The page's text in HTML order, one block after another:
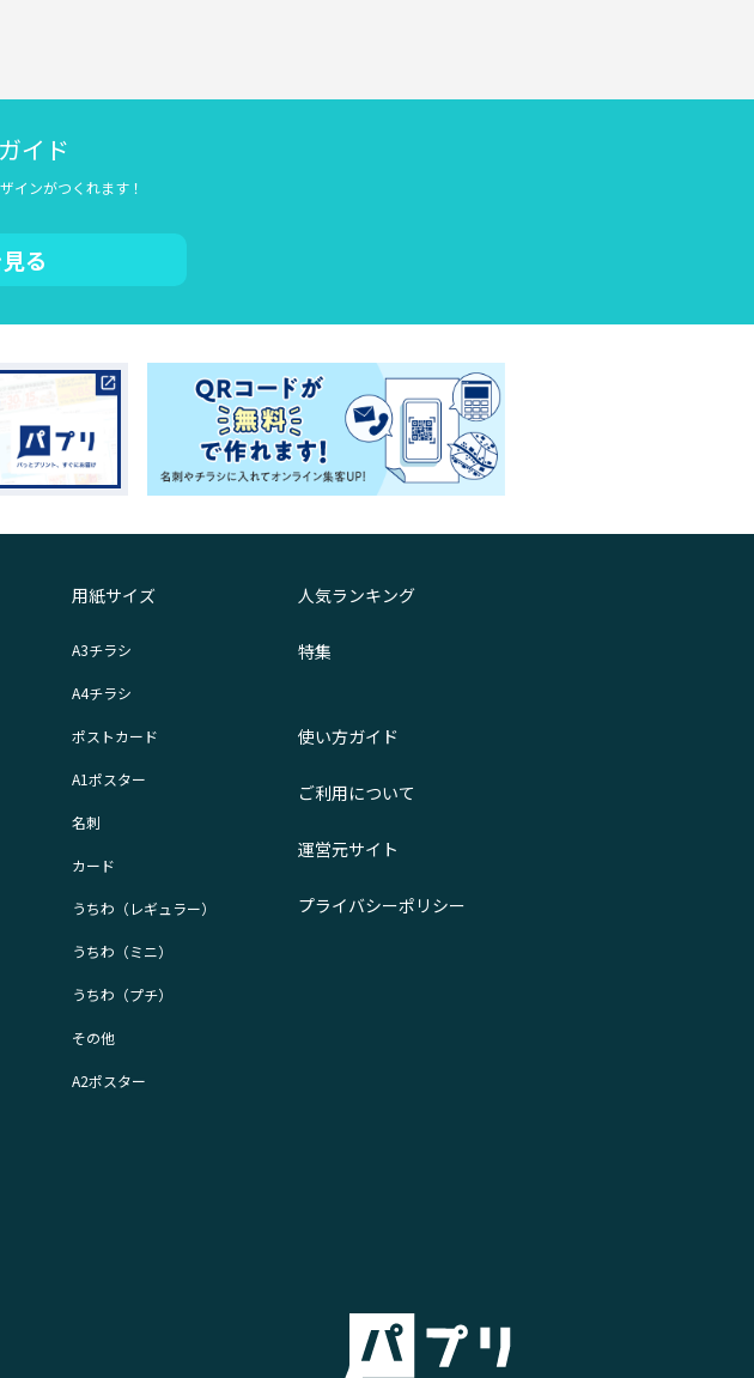
イド
インがつくれます！
る
用紙サイズ
A3チラシ
A4チラシ
ポストカード
A1ポスター
名刺
カード
うちわ（レギュラー）
うちわ（ミニ）
うちわ（プチ）
その他
A2ポスター
人気ランキング
特集
使い方ガイド
ご利用について
運営元サイト
プライバシーポリシー